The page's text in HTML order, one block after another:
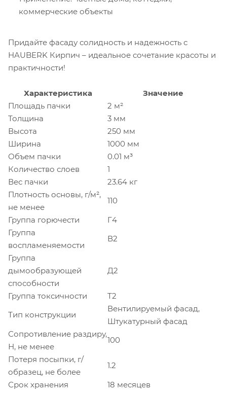
коммерческие объекты
Придайте фасаду солидность и надежность с
HAUBERK Кирпич – идеальное сочетание красоты и
практичности!
Характеристика
Значение
Площадь пачки
2 м²
Толщина
3 мм
Высота
250 мм
Ширина
1000 мм
Объем пачки
0.01 м³
Количество слоев
1
Вес пачки
23.64 кг
Плотность основы, г/м²,
не менее
110
Группа горючести
Г4
Группа
воспламеняемости
В2
Группа
дымообразующей
способности
Д2
Группа токсичности
Т2
Тип конструкции
Вентилируемый фасад,
Штукатурный фасад
Сопротивление раздиру,
Н, не менее
100
Потеря посыпки, г/
образец, не более
1.2
Срок хранения
18 месяцев